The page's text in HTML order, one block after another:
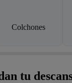
Colchones
tu